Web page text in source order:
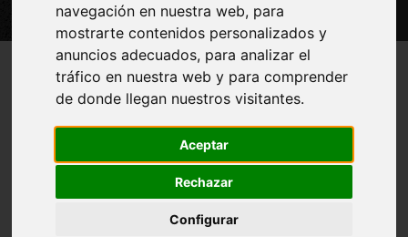
navegación en nuestra web, para
mostrarte contenidos personalizados y
anuncios adecuados, para analizar el
tráfico en nuestra web y para comprender
de donde llegan nuestros visitantes.
Aceptar
Rechazar
Configurar
Región de Murcia Digital Patrimonio Militar
Arquitectura
Album de Fotos